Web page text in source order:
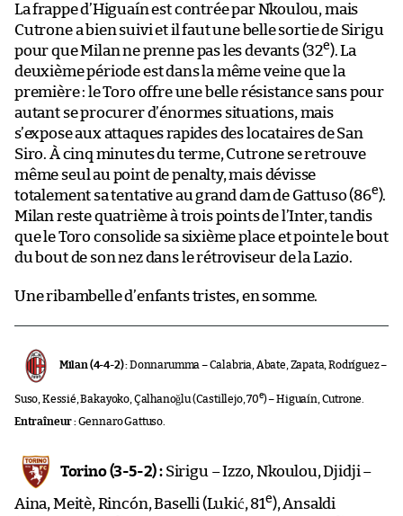
La frappe d’Higuaín est contrée par Nkoulou, mais
Cutrone a bien suivi et il faut une belle sortie de Sirigu
pour que Milan ne prenne pas les devants (32e). La
deuxième période est dans la même veine que la
première : le Toro offre une belle résistance sans pour
autant se procurer d’énormes situations, mais
s’expose aux attaques rapides des locataires de San
Siro. À cinq minutes du terme, Cutrone se retrouve
même seul au point de penalty, mais dévisse
totalement sa tentative au grand dam de Gattuso (86e).
Milan reste quatrième à trois points de l’Inter, tandis
que le Toro consolide sa sixième place et pointe le bout
du bout de son nez dans le rétroviseur de la Lazio.
Une ribambelle d’enfants tristes, en somme.
Milan (4-4-2) :Donnarumma – Calabria, Abate, Zapata, Rodríguez –
Suso, Kessié, Bakayoko, Çalhanoğlu (Castillejo, 70e) – Higuaín, Cutrone.
Entraîneur :Gennaro Gattuso.
Torino (3-5-2) :Sirigu – Izzo, Nkoulou, Djidji –
Aina, Meitè, Rincón, Baselli (Lukić, 81e), Ansaldi